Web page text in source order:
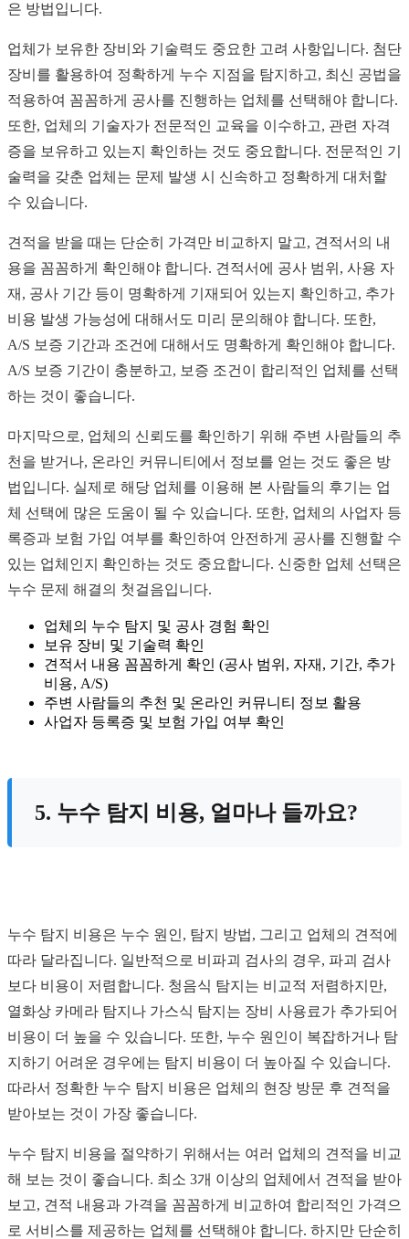
은 방법입니다.
업체가 보유한 장비와 기술력도 중요한 고려 사항입니다. 첨단
장비를 활용하여 정확하게 누수 지점을 탐지하고, 최신 공법을
적용하여 꼼꼼하게 공사를 진행하는 업체를 선택해야 합니다.
또한, 업체의 기술자가 전문적인 교육을 이수하고, 관련 자격
증을 보유하고 있는지 확인하는 것도 중요합니다. 전문적인 기
술력을 갖춘 업체는 문제 발생 시 신속하고 정확하게 대처할
수 있습니다.
견적을 받을 때는 단순히 가격만 비교하지 말고, 견적서의 내
용을 꼼꼼하게 확인해야 합니다. 견적서에 공사 범위, 사용 자
재, 공사 기간 등이 명확하게 기재되어 있는지 확인하고, 추가
비용 발생 가능성에 대해서도 미리 문의해야 합니다. 또한,
A/S 보증 기간과 조건에 대해서도 명확하게 확인해야 합니다.
A/S 보증 기간이 충분하고, 보증 조건이 합리적인 업체를 선택
하는 것이 좋습니다.
마지막으로, 업체의 신뢰도를 확인하기 위해 주변 사람들의 추
천을 받거나, 온라인 커뮤니티에서 정보를 얻는 것도 좋은 방
법입니다. 실제로 해당 업체를 이용해 본 사람들의 후기는 업
체 선택에 많은 도움이 될 수 있습니다. 또한, 업체의 사업자 등
록증과 보험 가입 여부를 확인하여 안전하게 공사를 진행할 수
있는 업체인지 확인하는 것도 중요합니다. 신중한 업체 선택은
누수 문제 해결의 첫걸음입니다.
업체의 누수 탐지 및 공사 경험 확인
보유 장비 및 기술력 확인
견적서 내용 꼼꼼하게 확인 (공사 범위, 자재, 기간, 추가
비용, A/S)
주변 사람들의 추천 및 온라인 커뮤니티 정보 활용
사업자 등록증 및 보험 가입 여부 확인
5. 누수 탐지 비용, 얼마나 들까요?
누수 탐지 비용은 누수 원인, 탐지 방법, 그리고 업체의 견적에
따라 달라집니다. 일반적으로 비파괴 검사의 경우, 파괴 검사
보다 비용이 저렴합니다. 청음식 탐지는 비교적 저렴하지만,
열화상 카메라 탐지나 가스식 탐지는 장비 사용료가 추가되어
비용이 더 높을 수 있습니다. 또한, 누수 원인이 복잡하거나 탐
지하기 어려운 경우에는 탐지 비용이 더 높아질 수 있습니다.
따라서 정확한 누수 탐지 비용은 업체의 현장 방문 후 견적을
받아보는 것이 가장 좋습니다.
누수 탐지 비용을 절약하기 위해서는 여러 업체의 견적을 비교
해 보는 것이 좋습니다. 최소 3개 이상의 업체에서 견적을 받아
보고, 견적 내용과 가격을 꼼꼼하게 비교하여 합리적인 가격으
로 서비스를 제공하는 업체를 선택해야 합니다. 하지만 단순히